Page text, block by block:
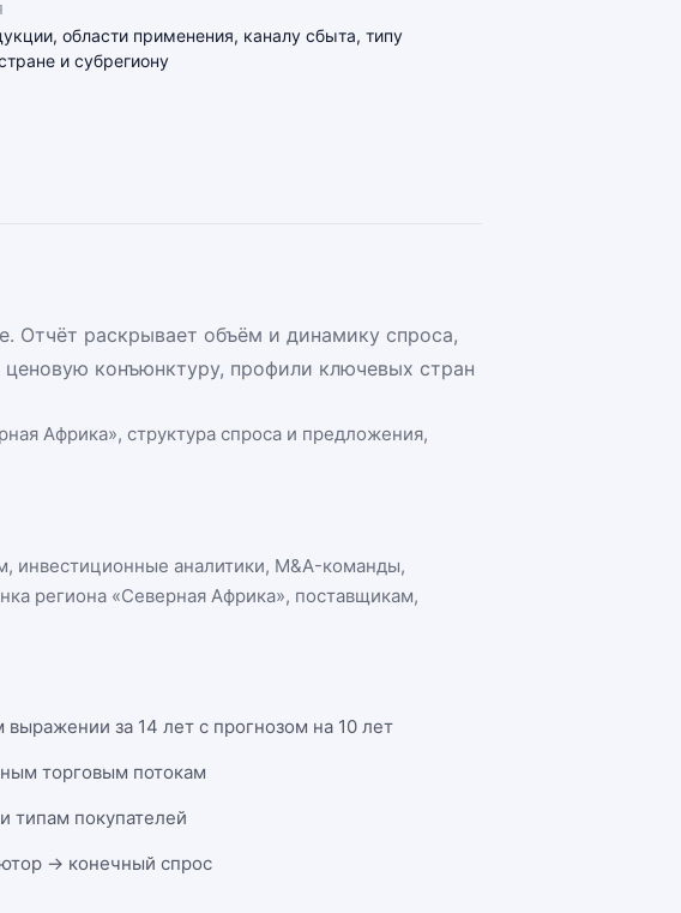
области применения, каналу сбыта, типу
и субрегиону
раскрывает объём и динамику спроса,
конъюнктуру, профили ключевых стран
Африка», структура спроса и предложения,
инвестиционные аналитики, M&A-команды,
региона «Северная Африка», поставщикам,
за 14 лет с прогнозом на 10 лет
торговым потокам
типам покупателей
→ конечный спрос